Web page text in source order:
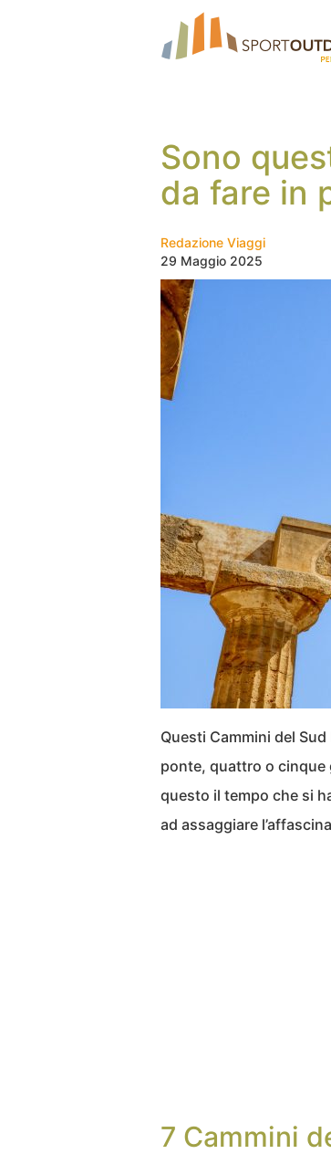
Sono
da fare in
Redazione Viaggi
29 Maggio 2025
Questi Cammini del
ponte, quattro o cinque
questo il tempo che si
ad assaggiare
7 Cammini